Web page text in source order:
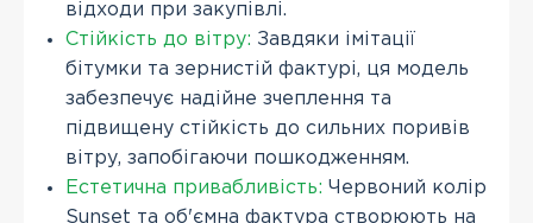
відходи при закупівлі.
Стійкість до вітру: Завдяки імітації
бітумки та зернистій фактурі, ця модель
забезпечує надійне зчеплення та
підвищену стійкість до сильних поривів
вітру, запобігаючи пошкодженням.
Естетична привабливість: Червоний колір
Sunset та об'ємна фактура створюють на